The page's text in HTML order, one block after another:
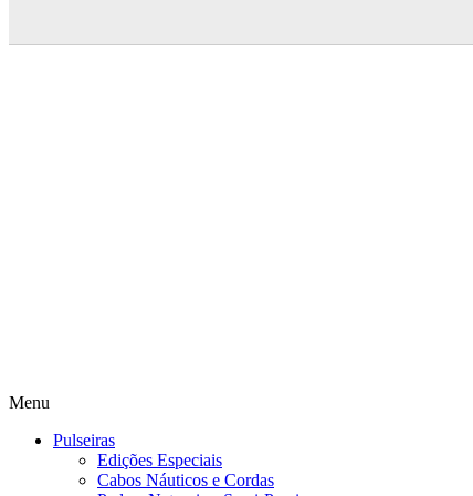
Menu
Pulseiras
Edições Especiais
Cabos Náuticos e Cordas